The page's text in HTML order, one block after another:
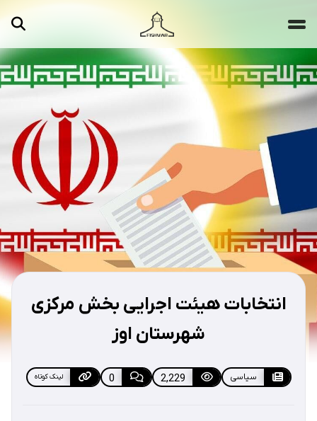
مقالات تصاویر
ویدیوها دسته‌بندی‌ها
جستجو ...
انتخابات هیئت اجرایی بخش مرکزی
شهرستان اوز
سیاسی 2,229
0 لینک کوتاه